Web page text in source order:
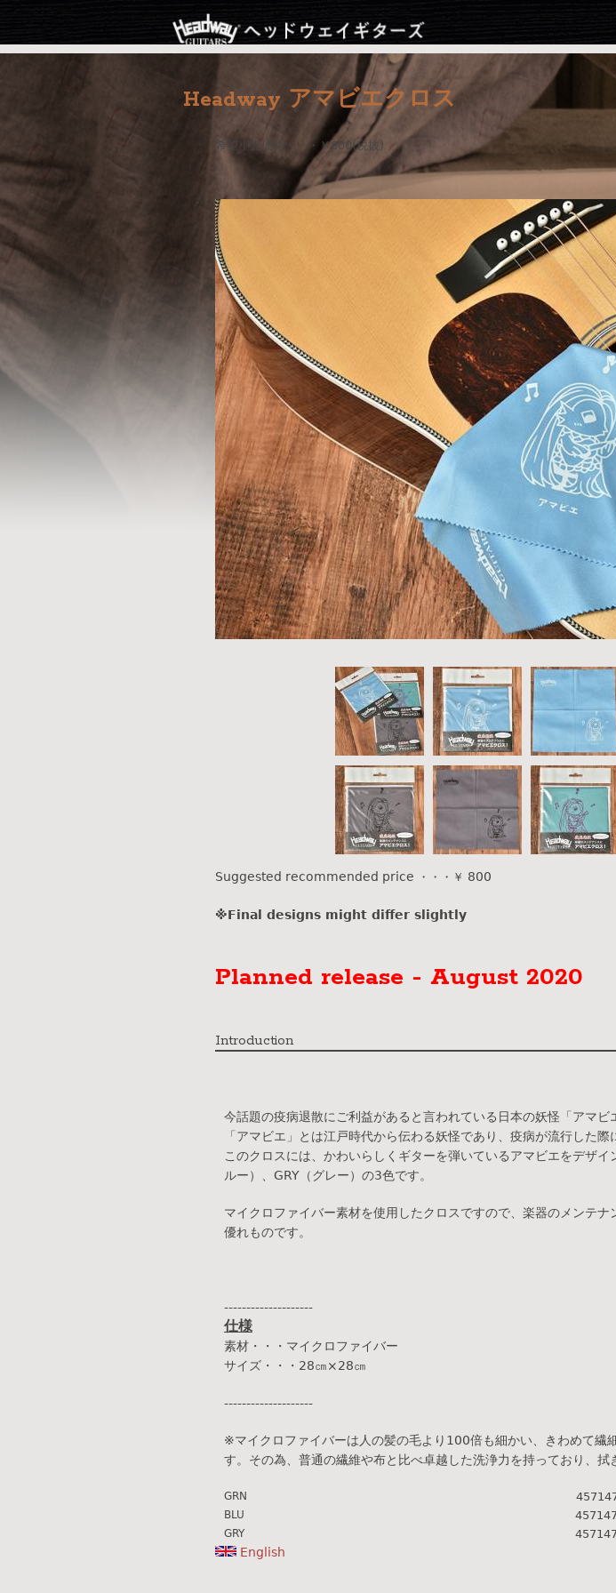
Jump to
Headway アマビエクロス
希望小売価格・・・￥800(税抜)
Suggested recommended price ・・・￥ 800
※Final designs might differ slightly
Planned release - August 2020
Introduction
今話題の疫病退散にご利益があると言われている日本の妖怪「アマビ
「アマビエ」とは江戸時代から伝わる妖怪であり、疫病が流行した
このクロスには、かわいらしくギターを弾いているアマビエをデザ
ルー）、GRY（グレー）の3色です。
マイクロファイバー素材を使用したクロスですので、楽器のメンテ
優れものです。
--------------------
仕様
素材・・・マイクロファイバー
サイズ・・・28㎝×28㎝
--------------------
※マイクロファイバーは人の髪の毛より100倍も細かい、きわめて繊
す。その為、普通の繊維や布と比べ卓越した洗浄力を持っており、拭
GRN
BLU
GRY
English